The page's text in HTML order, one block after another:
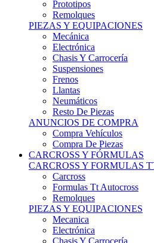
PIEZAS Y EQUIPACIONES
Mecánica
Electrónica
Chasis Y Carrocería
Suspensiones
Frenos
Llantas
Neumáticos
Resto De Piezas
ANUNCIOS DE COMPRA
Compra Vehículos
Compra De Piezas
CARCROSS Y FÓRMULAS
CARCROSS Y FORMULAS TT
Carcross
Formulas Tt Autocross
Remolques
PIEZAS Y EQUIPACIONES
Mecanica
Electrónica
Chasis Y Carrocería
Suspensiones